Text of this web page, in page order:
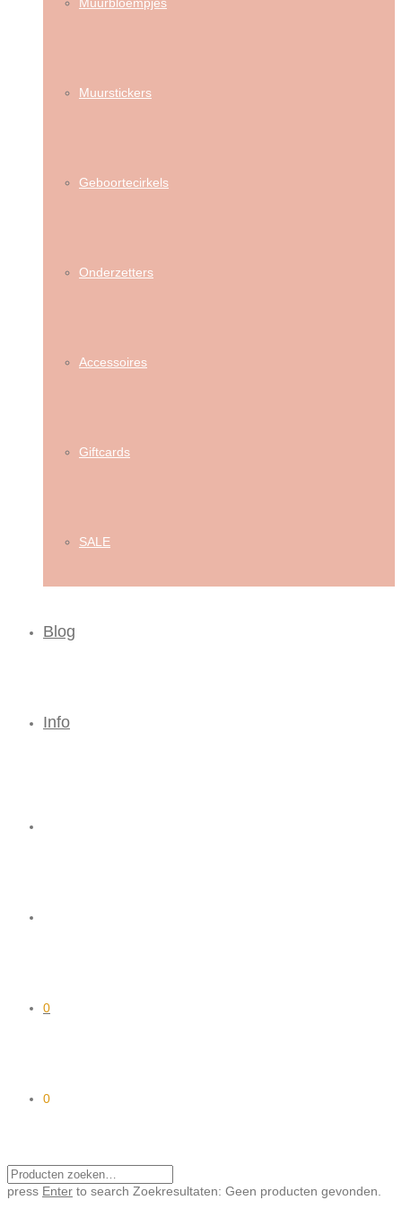
Muurstickers
Geboortecirkels
Onderzetters
Accessoires
Giftcards
SALE
Blog
Info
0
0
press Enter to search Zoekresultaten: Geen producten gevonden.